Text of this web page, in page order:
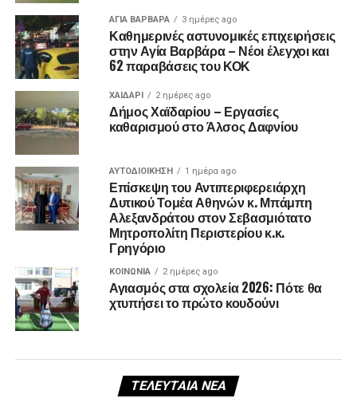
ΑΓΙΑ ΒΑΡΒΑΡΑ 3 ημέρες ago
Καθημερινές αστυνομικές επιχειρήσεις
στην Αγία Βαρβάρα – Νέοι έλεγχοι και
62 παραβάσεις του ΚΟΚ
ΧΑΪΔΑΡΙ 2 ημέρες ago
Δήμος Χαϊδαρίου – Εργασίες
καθαρισμού στο Άλσος Δαφνίου
ΑΥΤΟΔΙΟΊΚΗΣΗ 1 ημέρα ago
Επίσκεψη του Αντιπεριφερειάρχη
Δυτικού Τομέα Αθηνών κ. Μπάμπη
Αλεξανδράτου στον Σεβασμιότατο
Μητροπολίτη Περιστερίου κ.κ.
Γρηγόριο
ΚΟΙΝΩΝΊΑ 2 ημέρες ago
Αγιασμός στα σχολεία 2026: Πότε θα
χτυπήσει το πρώτο κουδούνι
ΤΕΛΕΥΤΑΊΑ ΝΈΑ